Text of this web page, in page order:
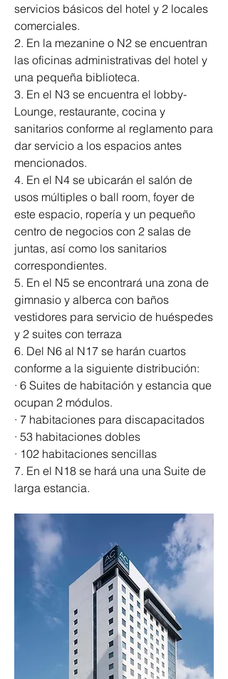
servicios básicos del hotel y 2 locales
comerciales.
2. En la mezanine o N2 se encuentran
las oficinas administrativas del hotel y
una pequeña biblioteca.
3. En el N3 se encuentra el lobby-
Lounge, restaurante, cocina y
sanitarios conforme al reglamento para
dar servicio a los espacios antes
mencionados.
4. En el N4 se ubicarán el salón de
usos múltiples o ball room, foyer de
este espacio, ropería y un pequeño
centro de negocios con 2 salas de
juntas, así como los sanitarios
correspondientes.
5. En el N5 se encontrará una zona de
gimnasio y alberca con baños
vestidores para servicio de huéspedes
y 2 suites con terraza
6. Del N6 al N17 se harán cuartos
conforme a la siguiente distribución:
· 6 Suites de habitación y estancia que
ocupan 2 módulos.
· 7 habitaciones para discapacitados
· 53 habitaciones dobles
· 102 habitaciones sencillas
7. En el N18 se hará una una Suite de
larga estancia.